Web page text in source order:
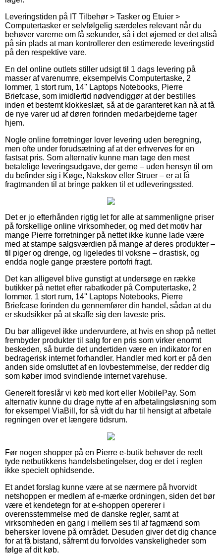
Leveringstiden på IT Tilbehør > Tasker og Etuier >
Computertasker er selvfølgelig særdeles relevant når du
behøver varerne om få sekunder, så i det øjemed er det altså
på sin plads at man kontrollerer den estimerede leveringstid
på den respektive vare.
En del online outlets stiller udsigt til 1 dags levering på
masser af varenumre, eksempelvis Computertaske, 2
lommer, 1 stort rum, 14'' Laptops Notebooks, Pierre
Briefcase, som imidlertid nødvendiggør at der bestilles
inden et bestemt klokkeslæt, så at de garanteret kan nå at få
de nye varer ud af døren forinden medarbejderne tager
hjem.
Nogle online forretninger lover levering uden beregning,
men ofte under forudsætning af at der erhverves for en
fastsat pris. Som alternativ kunne man tage den mest
betalelige leveringsudgave, der gerne – uden hensyn til om
du befinder sig i Køge, Nakskov eller Struer – er at få
fragtmanden til at bringe pakken til et udleveringssted.
Det er jo efterhånden rigtig let for alle at sammenligne priser
på forskellige online virksomheder, og med det motiv har
mange Pierre forretninger på nettet ikke kunne lade være
med at stampe salgsværdien på mange af deres produkter –
til piger og drenge, og ligeledes til voksne – drastisk, og
endda nogle gange præstere portofri fragt.
Det kan alligevel blive gunstigt at undersøge en række
butikker på nettet efter rabatkoder på Computertaske, 2
lommer, 1 stort rum, 14'' Laptops Notebooks, Pierre
Briefcase forinden du gennemfører din handel, sådan at du
er skudsikker på at skaffe sig den laveste pris.
Du bør alligevel ikke undervurdere, at hvis en shop på nettet
frembyder produkter til salg for en pris som virker enormt
beskeden, så burde det undertiden være en indikator for en
bedragerisk internet forhandler. Handler med kort er på den
anden side omsluttet af en lovbestemmelse, der redder dig
som køber imod svindlende internet varehuse.
Generelt foreslår vi køb med kort eller MobilePay. Som
alternativ kunne du drage nytte af en afbetalingsløsning som
for eksempel ViaBill, for så vidt du har til hensigt at afbetale
regningen over et længere tidsrum.
Før nogen shopper på en Pierre e-butik behøver de reelt
tyde netbutikkens handelsbetingelser, dog er det i reglen
ikke specielt ophidsende.
Et andet forslag kunne være at se nærmere på hvorvidt
netshoppen er medlem af e-mærke ordningen, siden det bør
være et kendetegn for at e-shoppen opererer i
overensstemmelse med de danske regler, samt at
virksomheden en gang i mellem ses til af fagmænd som
behersker lovene på området. Desuden giver det dig chance
for at få bistand, såfremt du forvoldes vanskeligheder som
følge af dit køb.